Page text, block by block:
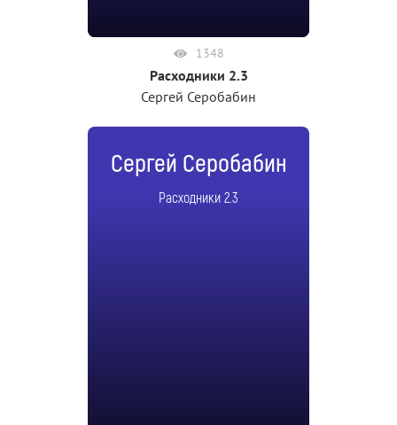
1348
Расходники 2.3
Сергей Серобабин
Сергей Серобабин
Расходники 2.3